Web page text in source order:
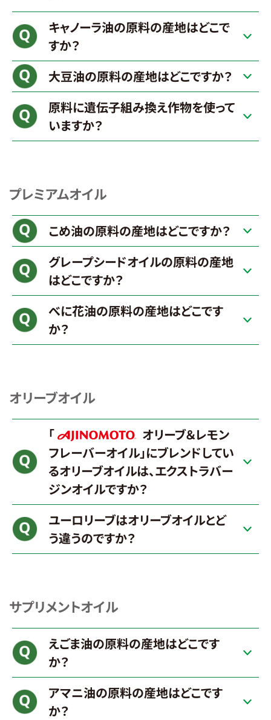
キャノーラ油の原料の産地はどこで
すか？
大豆油の原料の産地はどこですか？
原料に遺伝子組み換え作物を使って
いますか？
プレミアムオイル
こめ油の原料の産地はどこですか？
グレープシードオイルの原料の産地
はどこですか？
べに花油の原料の産地はどこです
か？
オリーブオイル
「
AJINOMOTO
オリーブ＆レモン
フレーバーオイル」にブレンドしてい
るオリーブオイルは、エクストラバー
ジンオイルですか？
ユーロリーブはオリーブオイルとど
う違うのですか？
サプリメントオイル
えごま油の原料の産地はどこです
か？
アマニ油の原料の産地はどこです
か？